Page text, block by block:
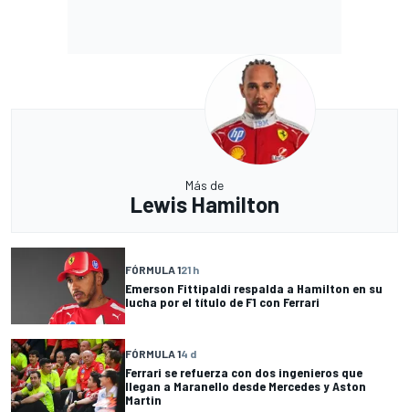
Más de
Lewis Hamilton
FÓRMULA 121 h
Emerson Fittipaldi respalda a Hamilton en su
lucha por el título de F1 con Ferrari
FÓRMULA 14 d
Ferrari se refuerza con dos ingenieros que
llegan a Maranello desde Mercedes y Aston
Martin